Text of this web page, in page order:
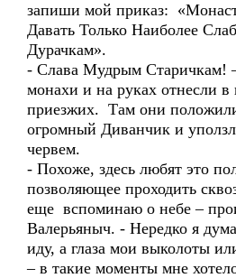
запиши мой приказ:
Давать Только Наиболее
Дурачкам».
- Слава Мудрым Старичкам!
монахи и на руках отнесли в
приезжих. Там они
огромный Диванчик и
червем.
- Похоже, здесь любят это
позволяющее проходить
еще вспоминаю о небе –
Валерьяныч. - Нередко я
иду, а глаза мои выколоты
– в такие моменты мне